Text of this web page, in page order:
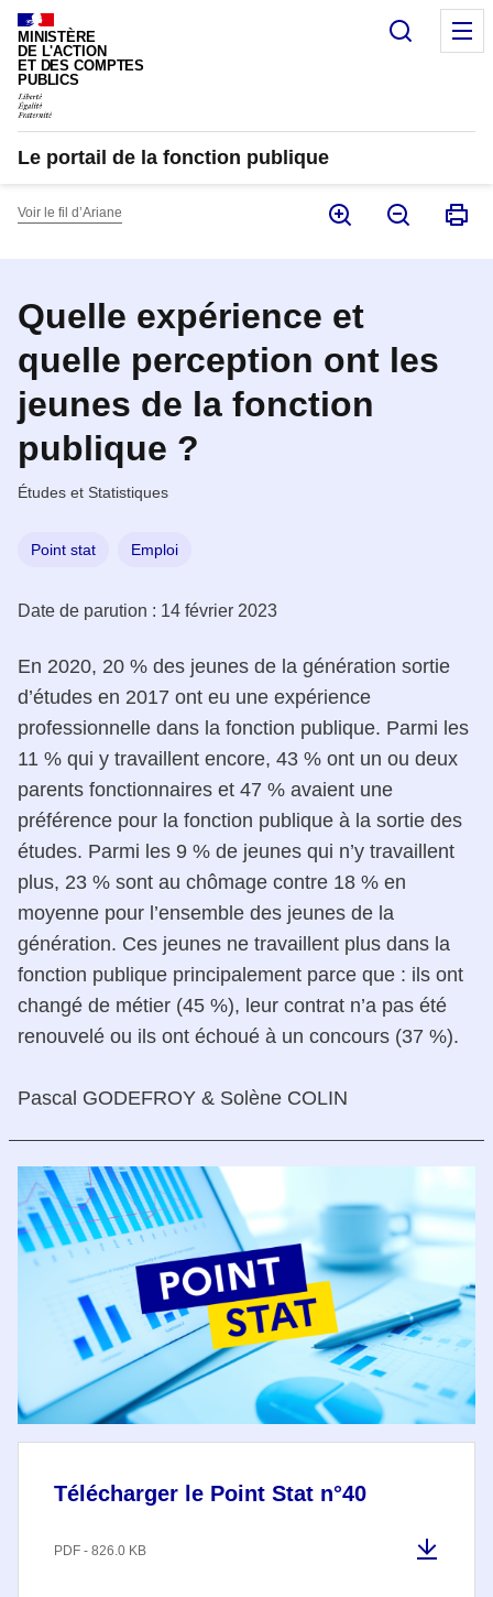
Panneau de gestion des cookies
MINISTÈRE
DE L'ACTION
ET DES COMPTES
PUBLICS
Le portail de la fonction publique
Voir le fil d’Ariane
Quelle expérience et
quelle perception ont les
jeunes de la fonction
publique ?
Études et Statistiques
Point stat Emploi
Date de parution : 14 février 2023
En 2020, 20 % des jeunes de la génération sortie
d’études en 2017 ont eu une expérience
professionnelle dans la fonction publique. Parmi les
11 % qui y travaillent encore, 43 % ont un ou deux
parents fonctionnaires et 47 % avaient une
préférence pour la fonction publique à la sortie des
études. Parmi les 9 % de jeunes qui n’y travaillent
plus, 23 % sont au chômage contre 18 % en
moyenne pour l’ensemble des jeunes de la
génération. Ces jeunes ne travaillent plus dans la
fonction publique principalement parce que : ils ont
changé de métier (45 %), leur contrat n’a pas été
renouvelé ou ils ont échoué à un concours (37 %).
Pascal GODEFROY & Solène COLIN
Télécharger le Point Stat n°40
PDF - 826.0 KB